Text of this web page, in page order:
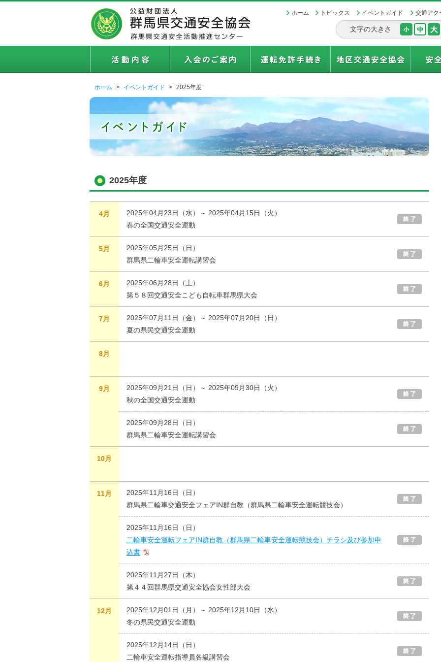
ホーム トピックス イベントガイド 交通アク
文字の大きさ
ホーム イベントガイド 2025年度
2025年度
4月
2025年04月23日（水）～ 2025年04月15日（火）
春の全国交通安全運動
5月
2025年05月25日（日）
群馬県二輪車安全運転講習会
6月
2025年06月28日（土）
第５８回交通安全こども自転車群馬県大会
7月
2025年07月11日（金）～ 2025年07月20日（日）
夏の県民交通安全運動
8月
9月
2025年09月21日（日）～ 2025年09月30日（火）
秋の全国交通安全運動
2025年09月28日（日）
群馬県二輪車安全運転講習会
10月
11月
2025年11月16日（日）
群馬県二輪車交通安全フェアIN群自教（群馬県二輪車安全運転競技会）
2025年11月16日（日）
二輪車安全運転フェアIN群自教（群馬県二輪車安全運転競技会）チラシ及び参加申
込書
2025年11月27日（木）
第４４回群馬県交通安全協会女性部大会
12月
2025年12月01日（月）～ 2025年12月10日（水）
冬の県民交通安全運動
2025年12月14日（日）
二輪車安全運転指導員各級講習会